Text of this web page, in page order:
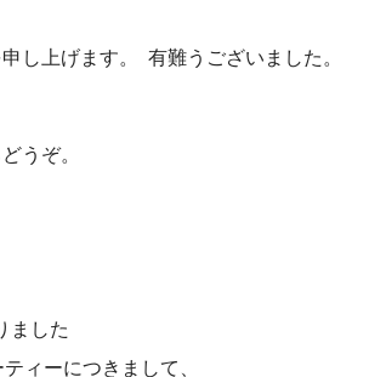
し上げます。 有難うございました。
うぞ。
ました
ィーにつきまして、